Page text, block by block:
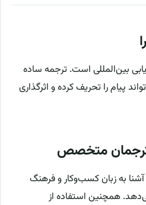
بین‌المللی است. ترجمه ساده
پیام را تحریف کرده و اثرگذاری
متخصص
به زبان کسب‌وکار و فرهنگ
همچنین استفاده از